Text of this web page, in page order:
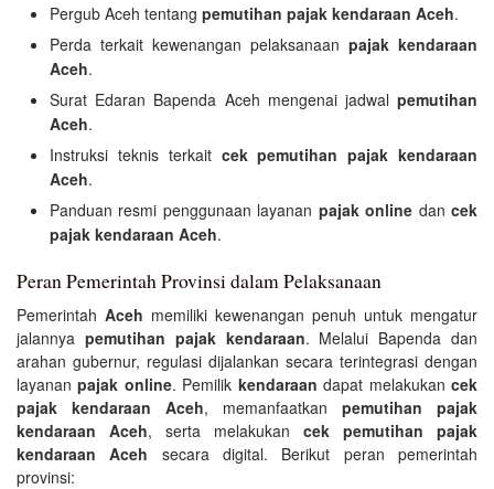
Pergub Aceh tentang pemutihan pajak kendaraan Aceh.
Perda terkait kewenangan pelaksanaan pajak kendaraan
Aceh.
Surat Edaran Bapenda Aceh mengenai jadwal pemutihan
Aceh.
Instruksi teknis terkait cek pemutihan pajak kendaraan
Aceh.
Panduan resmi penggunaan layanan pajak online dancek
pajak kendaraan Aceh.
Peran Pemerintah Provinsi dalam Pelaksanaan
Pemerintah Aceh memiliki kewenangan penuh untuk mengatur
jalannya pemutihan pajak kendaraan. Melalui Bapenda dan
arahan gubernur, regulasi dijalankan secara terintegrasi dengan
layananpajak online. Pemilik kendaraan dapat melakukancek
pajak kendaraan Aceh, memanfaatkan pemutihan pajak
kendaraan Aceh, serta melakukan cek pemutihan pajak
kendaraan Aceh secara digital. Berikut peran pemerintah
provinsi: